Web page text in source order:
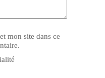
mon site dans ce